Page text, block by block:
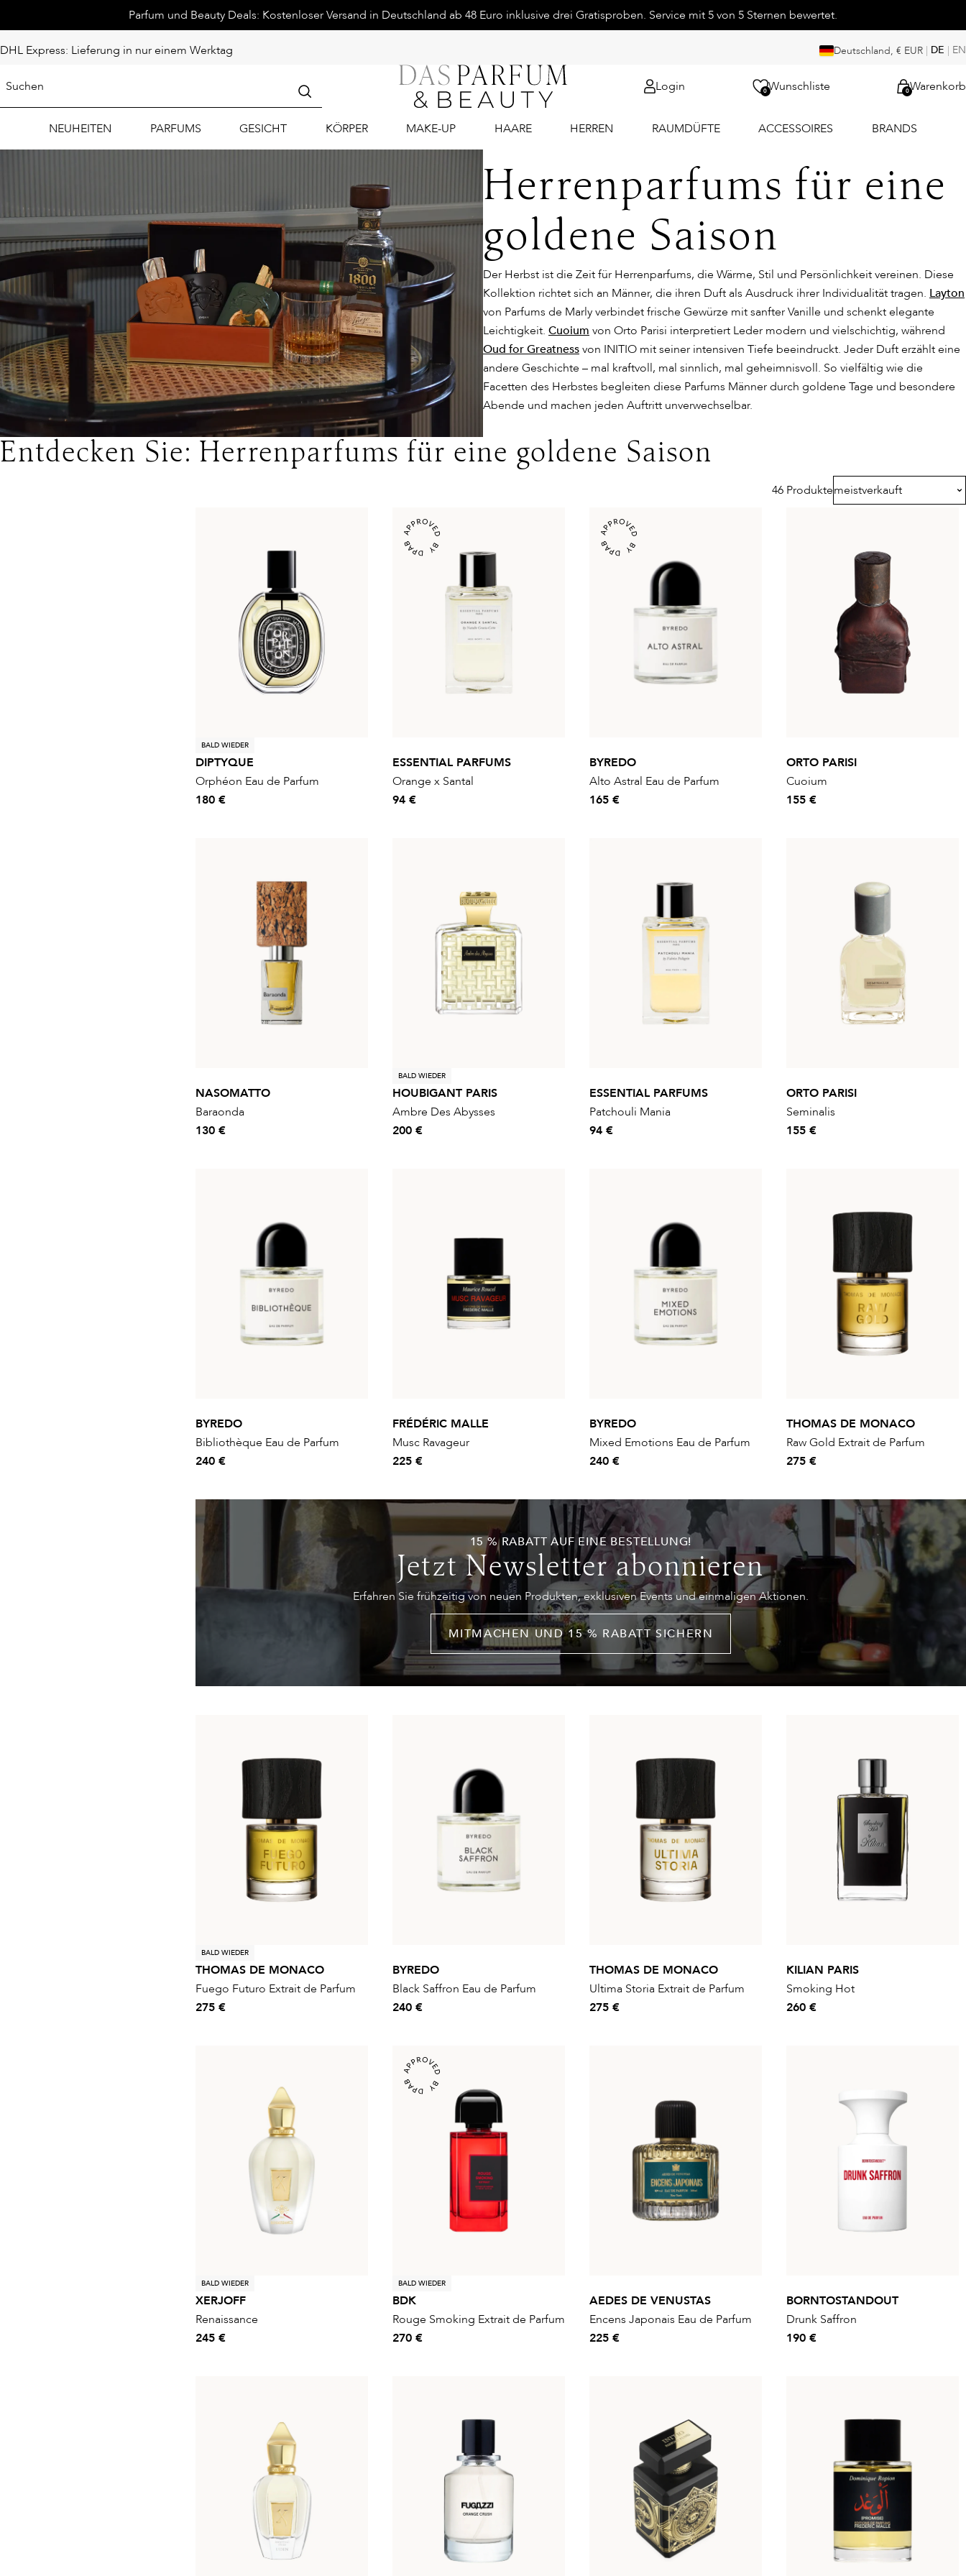
Parfum und Beauty Deals: Kostenloser Versand in Deutschland ab 48 Euro inklusive drei Gratisproben. Service mit 5 von 5 Sternen bewertet.
DHL Express: Lieferung in nur einem Werktag Deutschland, € EUR | DE | EN
Login 0Wunschliste 0Warenkorb
NEUHEITEN PARFUMS GESICHT KÖRPER MAKE-UP HAARE HERREN RAUMDÜFTE ACCESSOIRES BRANDS
Herrenparfums für eine
goldene Saison
Der Herbst ist die Zeit für Herrenparfums, die Wärme, Stil und Persönlichkeit vereinen. Diese
Kollektion richtet sich an Männer, die ihren Duft als Ausdruck ihrer Individualität tragen. Layton
von Parfums de Marly verbindet frische Gewürze mit sanfter Vanille und schenkt elegante
Leichtigkeit. Cuoium von Orto Parisi interpretiert Leder modern und vielschichtig, während
Oud for Greatnessvon INITIO mit seiner intensiven Tiefe beeindruckt. Jeder Duft erzählt eine
andere Geschichte – mal kraftvoll, mal sinnlich, mal geheimnisvoll. So vielfältig wie die
Facetten des Herbstes begleiten diese Parfums Männer durch goldene Tage und besondere
Abende und machen jeden Auftritt unverwechselbar.
Entdecken Sie: Herrenparfums für eine goldene Saison
46 Produktemeistverkauft
BALD WIEDER
DIPTYQUE
Orphéon Eau de Parfum
180 €
ESSENTIAL PARFUMS
Orange x Santal
94 €
BYREDO
Alto Astral Eau de Parfum
165 €
ORTO PARISI
Cuoium
155 €
NASOMATTO
Baraonda
130 €
BALD WIEDER
HOUBIGANT PARIS
Ambre Des Abysses
200 €
ESSENTIAL PARFUMS
Patchouli Mania
94 €
ORTO PARISI
Seminalis
155 €
BYREDO
Bibliothèque Eau de Parfum
240 €
FRÉDÉRIC MALLE
Musc Ravageur
225 €
BYREDO
Mixed Emotions Eau de Parfum
240 €
THOMAS DE MONACO
Raw Gold Extrait de Parfum
275 €
15 % RABATT AUF EINE BESTELLUNG!
Jetzt Newsletter abonnieren
Erfahren Sie frühzeitig von neuen Produkten, exklusiven Events und einmaligen Aktionen.
MITMACHEN UND 15 % RABATT SICHERN
BALD WIEDER
THOMAS DE MONACO
Fuego Futuro Extrait de Parfum
275 €
BYREDO
Black Saffron Eau de Parfum
240 €
THOMAS DE MONACO
Ultima Storia Extrait de Parfum
275 €
KILIAN PARIS
Smoking Hot
260 €
BALD WIEDER
XERJOFF
Renaissance
245 €
BALD WIEDER
BDK
Rouge Smoking Extrait de Parfum
270 €
AEDES DE VENUSTAS
Encens Japonais Eau de Parfum
225 €
BORNTOSTANDOUT
Drunk Saffron
190 €